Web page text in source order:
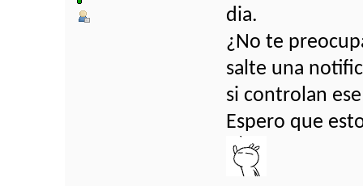
dia.
¿No te
salte una
si controlan
Espero que